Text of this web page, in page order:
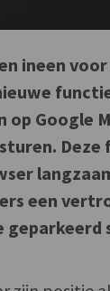
ineen
Google
een